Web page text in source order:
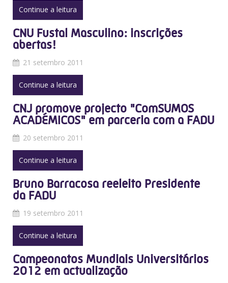
Continue a leitura
CNU Fustal Masculino: inscrições
abertas!
21 setembro 2011
Continue a leitura
CNJ promove projecto "ComSUMOS
ACADÉMICOS" em parceria com a FADU
20 setembro 2011
Continue a leitura
Bruno Barracosa reeleito Presidente
da FADU
19 setembro 2011
Continue a leitura
Campeonatos Mundiais Universitários
2012 em actualização